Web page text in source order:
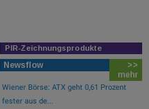
PIR-Zeichnungsprodukte
Newsflow
>>
mehr
Wiener Börse: ATX geht 0,61 Prozent
fester aus de...